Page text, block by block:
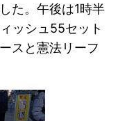
た。午後は1時半
ッシュ55セット
スと憲法リーフ